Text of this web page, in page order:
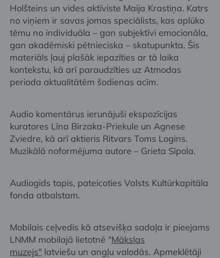
Holšteins un vides aktīviste Maija Krastiņa. Katrs
no viņiem ir savas jomas speciālists, kas aplūko
tēmu no individuāla – gan subjektīvi emocionāla,
gan akadēmiski pētnieciska – skatupunkta. Šis
materiāls ļauj plašāk iepazīties ar tā laika
kontekstu, kā arī paraudzīties uz Atmodas
perioda aktualitātēm šodienas acīm.
Audio komentārus ierunājuši ekspozīcijas
kuratores Līna Birzaka-Priekule un Agnese
Zviedre, kā arī aktieris Ritvars Toms Logins.
Muzikālā noformējuma autore – Grieta Sīpola.
Audiogids tapis, pateicoties Valsts Kultūrkapitāla
fonda atbalstam.
Mobilais ceļvedis kā atsevišķa sadaļa ir pieejams
LNMM mobilajā lietotnē "Mākslas
muzejs" latviešu un angļu valodās. Apmeklētāji